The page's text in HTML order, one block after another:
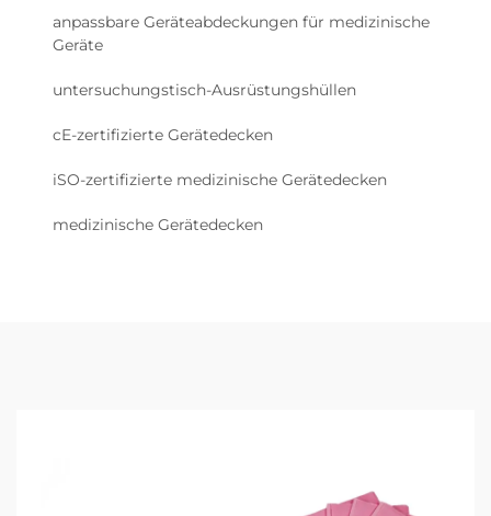
anpassbare Geräteabdeckungen für medizinische
Geräte
untersuchungstisch-Ausrüstungshüllen
cE-zertifizierte Gerätedecken
iSO-zertifizierte medizinische Gerätedecken
medizinische Gerätedecken